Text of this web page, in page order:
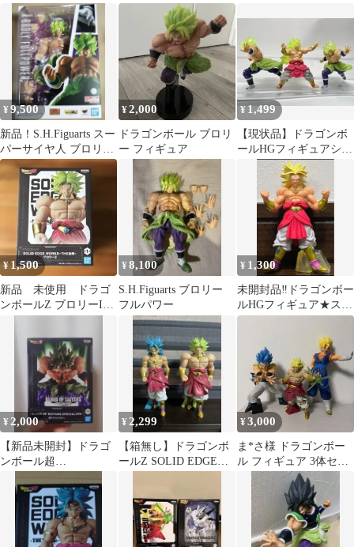
超サイヤ人ブロリー
タ
¥9,500
新品！S.H.Figuarts スー
パーサイヤ人 ブロリー
フルパワー
¥2,000
ドラゴンボール ブロリ
ー フィギュア
¥ 1,499
【現状品】ドラゴンボ
ールHGフィギュアシリ
ーズ ブロリー 3種セッ
トまとめ売り
¥ 1,500
新品 未使用 ドラゴ
ンボールZ ブロリーII
¥8,100
S.H.Figuarts ブロリー
フルパワー
¥ 1,300
未開封品‼️ドラゴンボー
ルHGフィギュア★スー
パーサイヤ人ブロリー
¥ 2,000
【新品未開封】ドラゴ
ンボール超
ECIALブロリー
¥ 2,299
【箱無し】ドラゴンボ
ールZ SOLID EDGE
¥3,000
ま*さ様 ドラゴンボー
ル フィギュア 3体セッ
ト ゴジータ ブロリー
ベジット